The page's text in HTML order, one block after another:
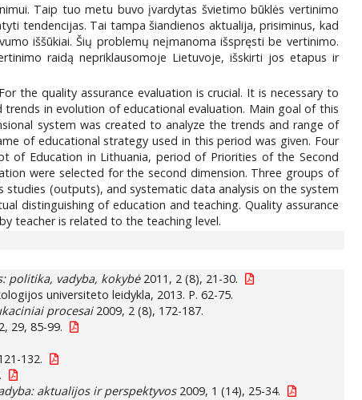
Taip tuo metu buvo įvardytas švietimo būklės vertinimo
tendencijas. Tai tampa šiandienos aktualija, prisiminus, kad
iššūkiai. Šių problemų neįmanoma išspręsti be vertinimo.
raidą nepriklausomoje Lietuvoje, išskirti jos etapus ir
the quality assurance evaluation is crucial. It is necessary to
in evolution of educational evaluation. Main goal of this
system was created to analyze the trends and range of
of educational strategy used in this period was given. Four
of Education in Lithuania, period of Priorities of the Second
were selected for the second dimension. Three groups of
(outputs), and systematic data analysis on the system
distinguishing of education and teaching. Quality assurance
teacher is related to the teaching level.
politika, vadyba, kokybė2011, 2 (8), 21-30.
universiteto leidykla, 2013. P. 62-75.
procesai2009, 2 (8), 172-187.
29, 85-99.
132.
aktualijos ir perspektyvos2009, 1 (14), 25-34.